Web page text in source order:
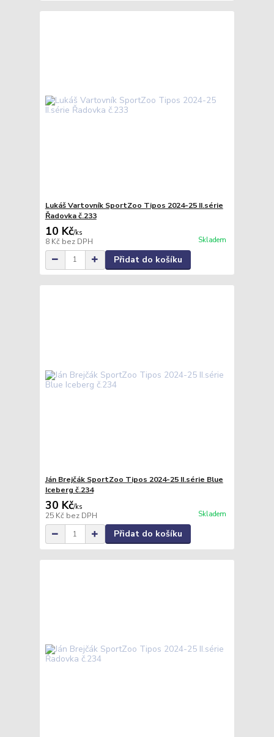
Lukáš Vartovník SportZoo Tipos 2024-25 II.série
Řadovka č.233
10 Kč/ks
8 Kč bez DPH Skladem
Přidat do košíku
Ján Brejčák SportZoo Tipos 2024-25 II.série Blue
Iceberg č.234
30 Kč/ks
25 Kč bez DPH Skladem
Přidat do košíku